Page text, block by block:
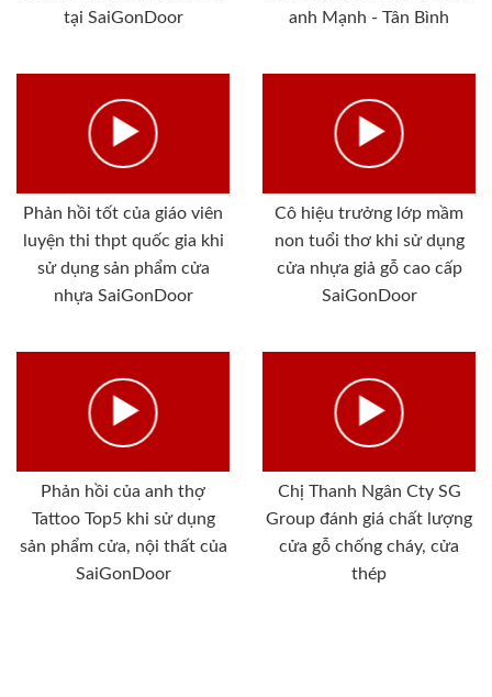
tại SaiGonDoor
anh Mạnh - Tân Bình
Phản hồi tốt của giáo viên
luyện thi thpt quốc gia khi
sử dụng sản phẩm cửa
nhựa SaiGonDoor
Cô hiệu trưởng lớp mầm
non tuổi thơ khi sử dụng
cửa nhựa giả gỗ cao cấp
SaiGonDoor
Phản hồi của anh thợ
Tattoo Top5 khi sử dụng
sản phẩm cửa, nội thất của
SaiGonDoor
Chị Thanh Ngân Cty SG
Group đánh giá chất lượng
cửa gỗ chống cháy, cửa
thép